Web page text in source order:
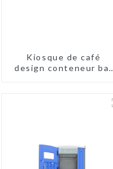
Kiosque de café
design conteneur bar